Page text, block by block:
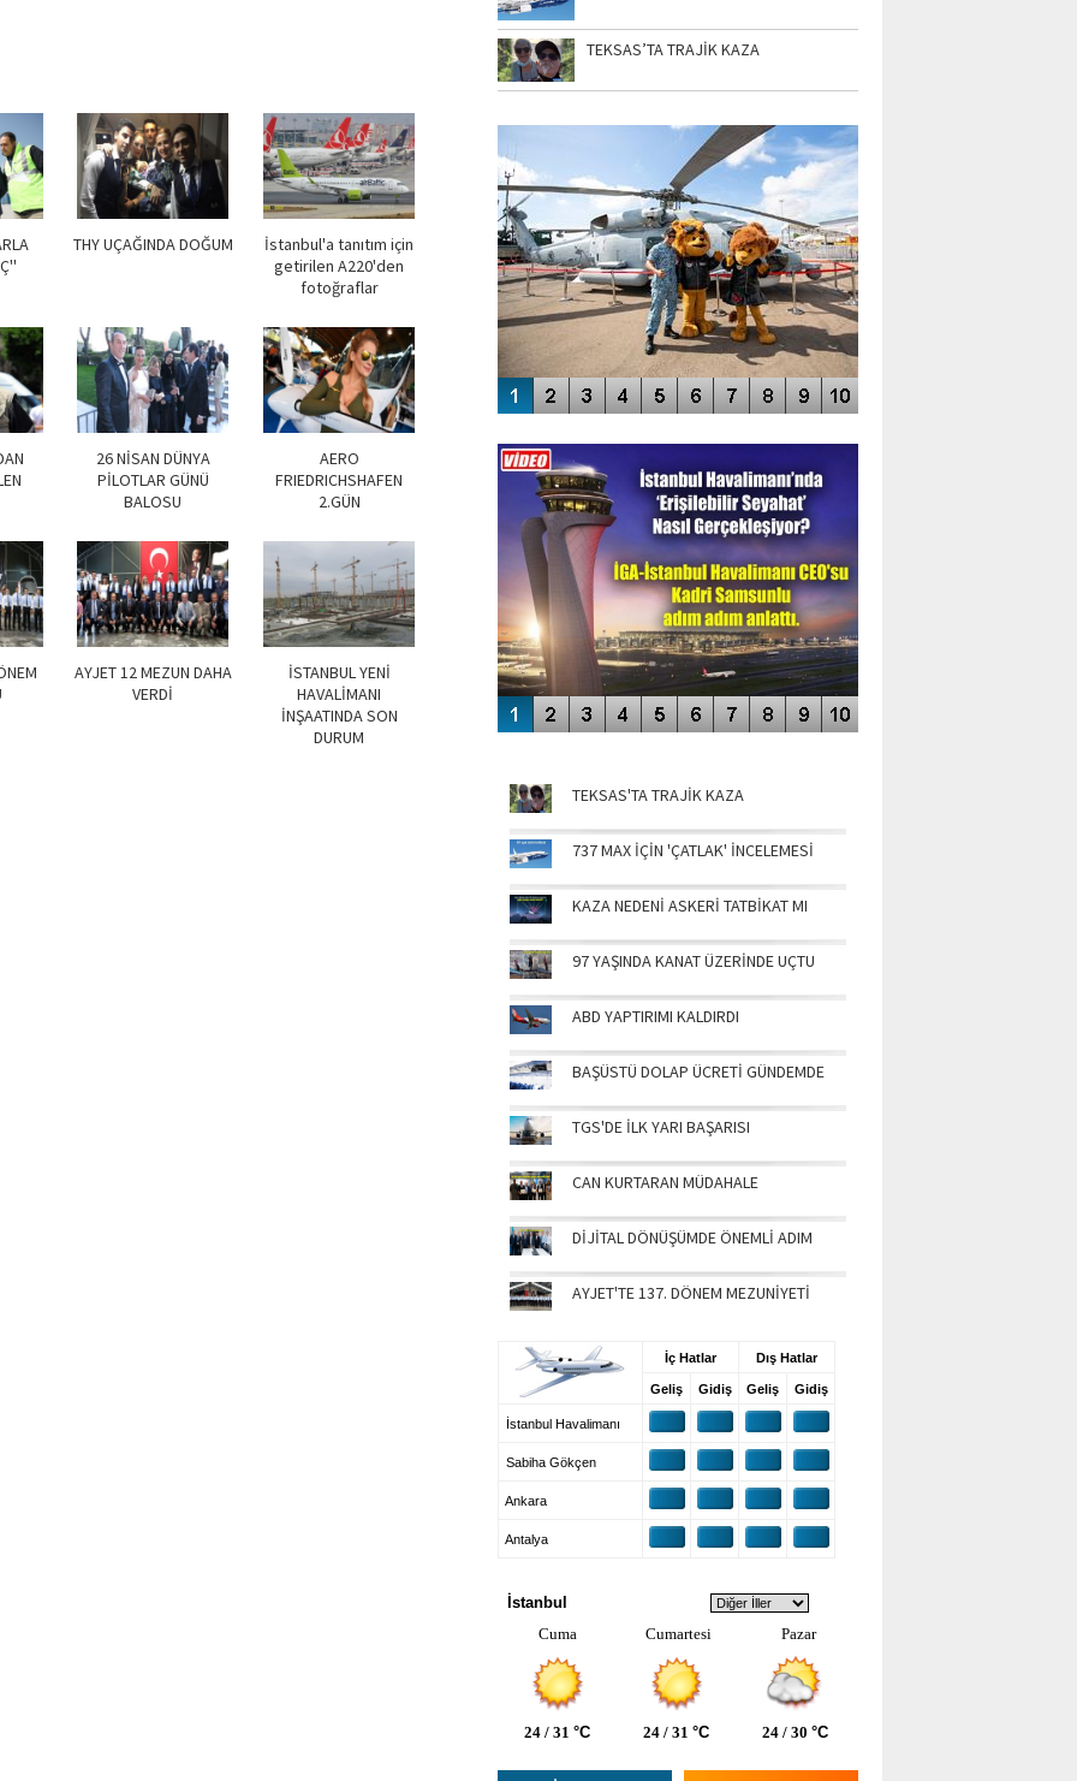
THY UÇAĞINDA DOĞUM
İstanbul'a tanıtım için
getirilen A220'den
fotoğraflar
26 NİSAN DÜNYA
PİLOTLAR GÜNÜ
BALOSU
AERO
FRIEDRICHSHAFEN
2.GÜN
AYJET 12 MEZUN DAHA
VERDİ
İSTANBUL YENİ
HAVALİMANI
İNŞAATINDA SON
DURUM
TEKSAS’TA TRAJİK KAZA
SİNGAPUR AIRSHOW-2020
ENGELLERİN AŞILDIĞI HAVALİMANI
TEKSAS'TA TRAJİK KAZA
737 MAX İÇİN 'ÇATLAK' İNCELEMESİ
KAZA NEDENİ ASKERİ TATBİKAT MI
97 YAŞINDA KANAT ÜZERİNDE UÇTU
ABD YAPTIRIMI KALDIRDI
BAŞÜSTÜ DOLAP ÜCRETİ GÜNDEMDE
TGS'DE İLK YARI BAŞARISI
CAN KURTARAN MÜDAHALE
DİJİTAL DÖNÜŞÜMDE ÖNEMLİ ADIM
AYJET'TE 137. DÖNEM MEZUNİYETİ
İç Hatlar Dış Hatlar
Geliş Gidiş Geliş Gidiş
İstanbul Havalimanı
Sabiha Gökçen
Ankara
Antalya
İstanbul
Cuma
Cumartesi Pazar
24 / 31 °C 24 / 31 °C 24 / 30 °C